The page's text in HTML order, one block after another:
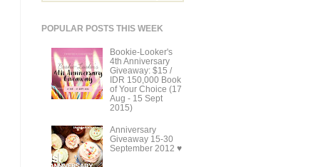
POPULAR POSTS THIS WEEK
Bookie-Looker's
4th Anniversary
Giveaway: $15 /
IDR 150,000 Book
of Your Choice (17
Aug - 15 Sept
2015)
Anniversary
Giveaway 15-30
September 2012 ♥